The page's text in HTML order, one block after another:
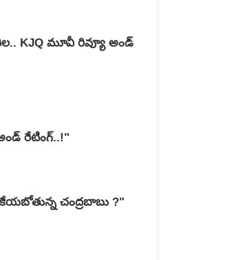
రివ్యూ అండ్
రేటింగ్‌..!"
చంద్రబాబు ?"